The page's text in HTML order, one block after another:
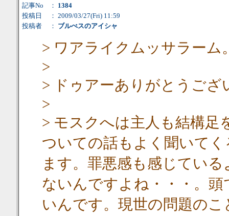
記事No
： 1384
投稿日
： 2009/03/27(Fri) 11:59
投稿者
： ブルべスのアイシャ
> ワアライクムッサラーム
>
> ドゥアーありがとうござ
>
> モスクへは主人も結構足
ついての話もよく聞いて
ます。罪悪感も感じてい
ないんですよね・・・。
いんです。現世の問題の